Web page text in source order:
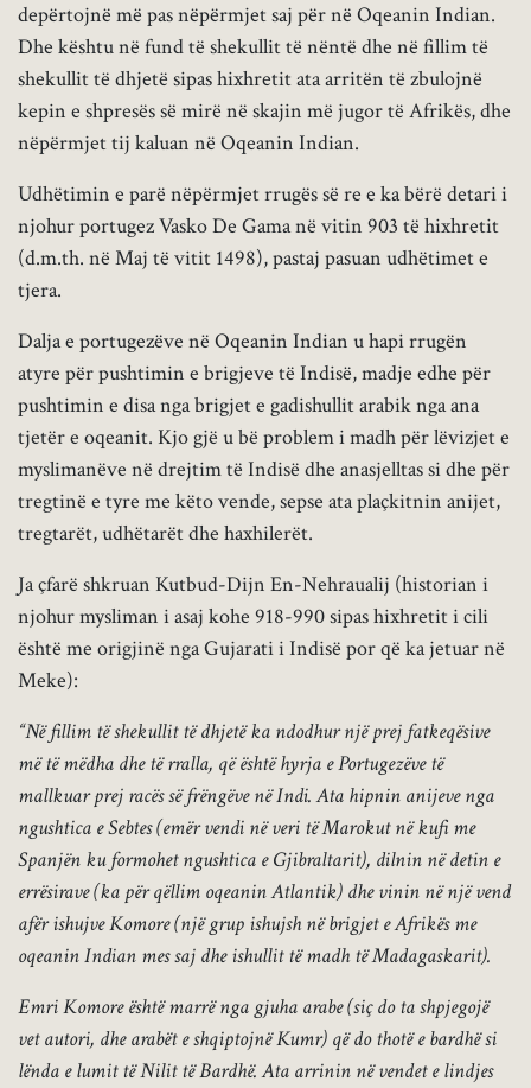
depërtojnë më pas nëpërmjet saj për në Oqeanin Indian.
Dhe kështu në fund të shekullit të nëntë dhe në fillim të
shekullit të dhjetë sipas hixhretit ata arritën të zbulojnë
kepin e shpresës së mirë në skajin më jugor të Afrikës, dhe
nëpërmjet tij kaluan në Oqeanin Indian.
Udhëtimin e parë nëpërmjet rrugës së re e ka bërë detari i
njohur portugez Vasko De Gama në vitin 903 të hixhretit
(d.m.th. në Maj të vitit 1498), pastaj pasuan udhëtimet e
tjera.
Dalja e portugezëve në Oqeanin Indian u hapi rrugën
atyre për pushtimin e brigjeve të Indisë, madje edhe për
pushtimin e disa nga brigjet e gadishullit arabik nga ana
tjetër e oqeanit. Kjo gjë u bë problem i madh për lëvizjet e
myslimanëve në drejtim të Indisë dhe anasjelltas si dhe për
tregtinë e tyre me këto vende, sepse ata plaçkitnin anijet,
tregtarët, udhëtarët dhe haxhilerët.
Ja çfarë shkruan Kutbud-Dijn En-Nehraualij (historian i
njohur mysliman i asaj kohe 918-990 sipas hixhretit i cili
është me origjinë nga Gujarati i Indisë por që ka jetuar në
Meke):
“Në fillim të shekullit të dhjetë ka ndodhur një prej fatkeqësive
më të mëdha dhe të rralla, që është hyrja e Portugezëve të
mallkuar prej racës së frëngëve në Indi. Ata hipnin anijeve nga
ngushtica e Sebtes (emër vendi në veri të Marokut në kufi me
Spanjën ku formohet ngushtica e Gjibraltarit), dilnin në detin e
errësirave (ka për qëllim oqeanin Atlantik) dhe vinin në një vend
afër ishujve Komore (një grup ishujsh në brigjet e Afrikës me
oqeanin Indian mes saj dhe ishullit të madh të Madagaskarit).
Emri Komore është marrë nga gjuha arabe (siç do ta shpjegojë
vet autori, dhe arabët e shqiptojnë Kumr) që do thotë e bardhë si
lënda e lumit të Nilit të Bardhë. Ata arrinin në vendet e lindjes